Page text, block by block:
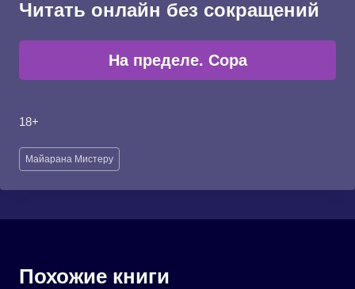
Читать онлайн без сокращений
На пределе. Сора
18+
Метки
записи:
Майарана Мистеру
Похожие книги